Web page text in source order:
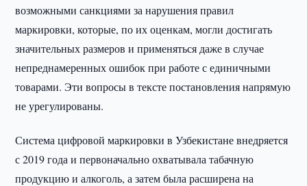
возможными санкциями за нарушения правил
маркировки, которые, по их оценкам, могли достигать
значительных размеров и применяться даже в случае
непреднамеренных ошибок при работе с единичными
товарами. Эти вопросы в тексте постановления напрямую
не урегулированы.
Система цифровой маркировки в Узбекистане внедряется
с 2019 года и первоначально охватывала табачную
продукцию и алкоголь, а затем была расширена на